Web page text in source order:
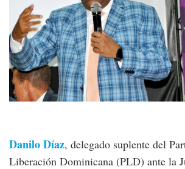
Danilo Díaz, delegado suplente del
Liberación Dominicana (PLD) ante la